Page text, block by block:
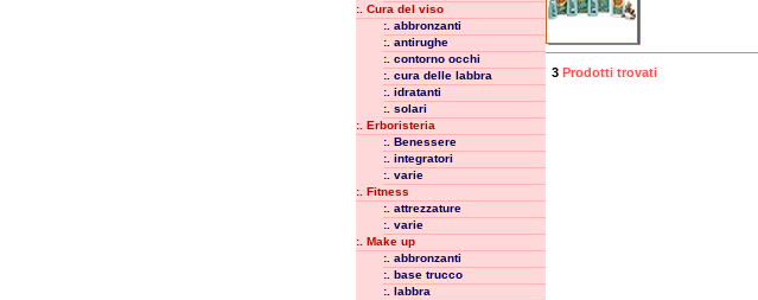
:. Cura del viso
:. abbronzanti
:. antirughe
:. contorno occhi
:. cura delle labbra
:. idratanti
:. solari
:. Erboristeria
:. Benessere
:. integratori
:. varie
:. Fitness
:. attrezzature
:. varie
:. Make up
:. abbronzanti
:. base trucco
:. labbra
3 Prodotti trovati